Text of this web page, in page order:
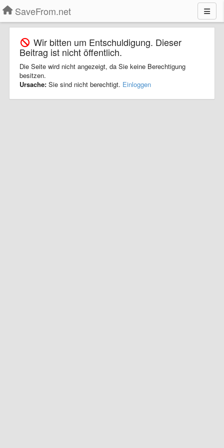
SaveFrom.net
Wir bitten um Entschuldigung. Dieser
Beitrag ist nicht öffentlich.
Die Seite wird nicht angezeigt, da Sie keine Berechtigung
besitzen.
Ursache: Sie sind nicht berechtigt. Einloggen